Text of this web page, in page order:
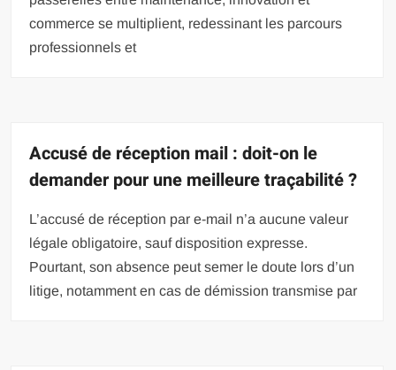
commerce se multiplient, redessinant les parcours
professionnels et
Accusé de réception mail : doit-on le
demander pour une meilleure traçabilité ?
L’accusé de réception par e-mail n’a aucune valeur
légale obligatoire, sauf disposition expresse.
Pourtant, son absence peut semer le doute lors d’un
litige, notamment en cas de démission transmise par